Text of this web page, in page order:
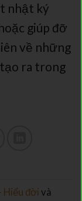
nhật ký
giúp đỡ
về những
ra trong
Hiểu đờivà